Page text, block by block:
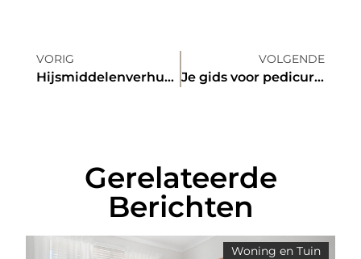
VORIG
Hijsmiddelenverhuur zonder omwegen: snel schakelen in offshore situaties
VOLGENDE
Je gids voor pedicure in Meppel – Voetenverzorging voor iedereen
Gerelateerde
Berichten
Woning en Tuin